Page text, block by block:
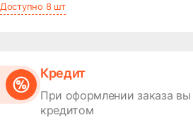
Доступно 8 шт
Кредит
При оформлении заказа
кредитом